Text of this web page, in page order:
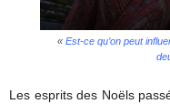
« Est-ce qu’on peut
Les esprits des Noëls